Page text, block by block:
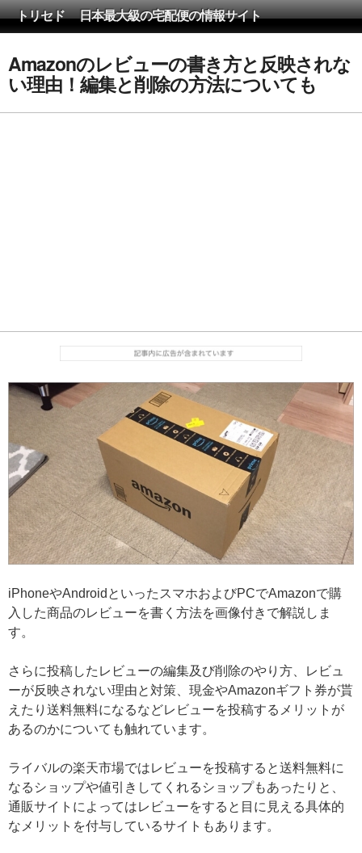
トリセド 日本最大級の宅配便の情報サイト
Amazonのレビューの書き方と反映されな
い理由！編集と削除の方法についても
iPhoneやAndroidといったスマホおよびPCでAmazonで購
入した商品のレビューを書く方法を画像付きで解説しま
す。
さらに投稿したレビューの編集及び削除のやり方、レビュ
ーが反映されない理由と対策、現金やAmazonギフト券が貰
えたり送料無料になるなどレビューを投稿するメリットが
あるのかについても触れています。
ライバルの楽天市場ではレビューを投稿すると送料無料に
なるショップや値引きしてくれるショップもあったりと、
通販サイトによってはレビューをすると目に見える具体的
なメリットを付与しているサイトもあります。